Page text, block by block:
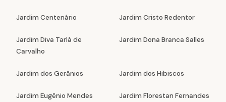
Jardim Centenário Jardim Cristo Redentor
Jardim Diva Tarlá de
Carvalho
Jardim Dona Branca Salles
Jardim dos Gerânios Jardim dos Hibiscos
Jardim Eugênio Mendes
Jardim Florestan Fernandes